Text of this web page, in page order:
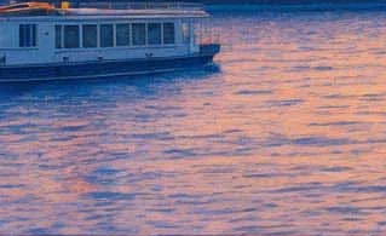
В «Авроре» покажут
28 сентября 2019, суббота,19.10
Версия для печати
Все кино